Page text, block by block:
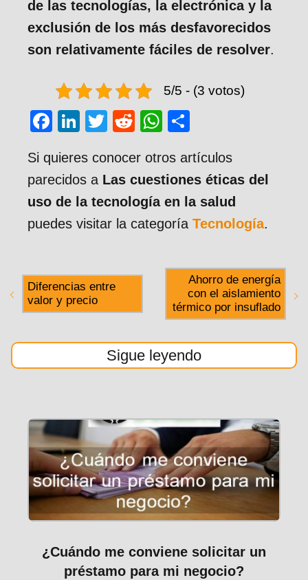
de las tecnologías, la electrónica y la
exclusión de los más desfavorecidos
son relativamente fáciles de resolver.
5/5 - (3 votos)
F
c
e
b
o
k
Li
k
e
dI
n
T
tt
er
R
d
di
t
W
at
s
A
p
m
p
ar
tir
Si quieres conocer otros artículos
parecidos a Las cuestiones éticas del
uso de la tecnología en la salud
puedes visitar la categoría Tecnología.
Diferencias entre
valor y precio
Ahorro de energía
con el aislamiento
térmico por insuflado
Sigue leyendo
¿Cuándo me conviene solicitar un
préstamo para mi negocio?